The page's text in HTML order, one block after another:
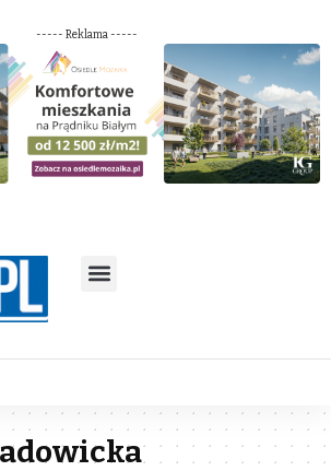
----- Reklama -----